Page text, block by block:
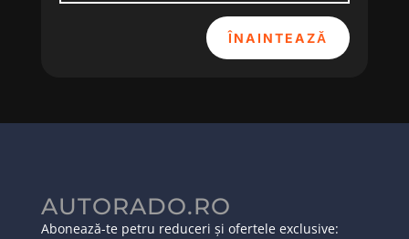
ÎNAINTEAZĂ
AUTORADO.RO
Abonează-te petru reduceri și ofertele exclusive: